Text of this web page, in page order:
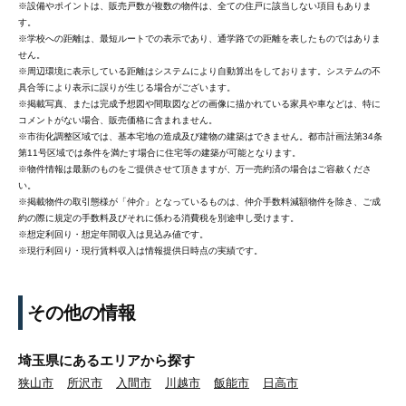
※設備やポイントは、販売戸数が複数の物件は、全ての住戸に該当しない項目もありま
す。
※学校への距離は、最短ルートでの表示であり、通学路での距離を表したものではありま
せん。
※周辺環境に表示している距離はシステムにより自動算出をしております。システムの不
具合等により表示に誤りが生じる場合がございます。
※掲載写真、または完成予想図や間取図などの画像に描かれている家具や車などは、特に
コメントがない場合、販売価格に含まれません。
※市街化調整区域では、基本宅地の造成及び建物の建築はできません。都市計画法第34条
第11号区域では条件を満たす場合に住宅等の建築が可能となります。
※物件情報は最新のものをご提供させて頂きますが、万一売約済の場合はご容赦くださ
い。
※掲載物件の取引態様が「仲介」となっているものは、仲介手数料減額物件を除き、ご成
約の際に規定の手数料及びそれに係わる消費税を別途申し受けます。
※想定利回り・想定年間収入は見込み値です。
※現行利回り・現行賃料収入は情報提供日時点の実績です。
その他の情報
埼玉県にあるエリアから探す
狭山市 所沢市 入間市 川越市 飯能市 日高市